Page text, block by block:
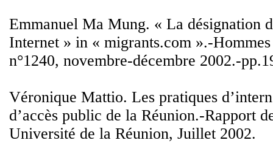
Emmanuel Ma Mung. « La désignation
Internet » in « migrants.com ».-
n°1240, novembre-décembre 2002.-
Véronique Mattio. Les pratiques
d’accès public de la Réunion.-Rapport
Université de la Réunion, Juillet 2002.